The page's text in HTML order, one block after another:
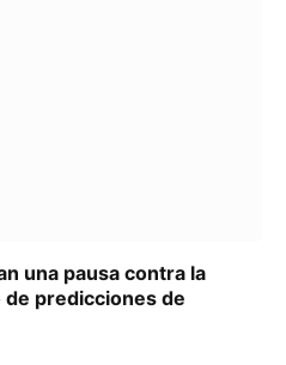
una pausa contra la
predicciones de